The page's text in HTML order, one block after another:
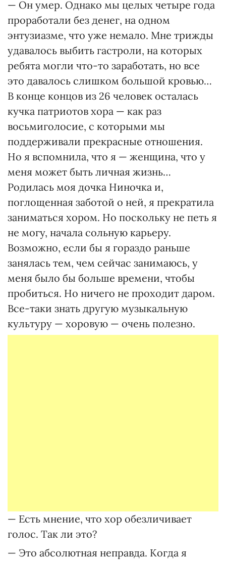
— Он умер. Однако мы целых четыре года
проработали без денег, на одном
энтузиазме, что уже немало. Мне трижды
удавалось выбить гастроли, на которых
ребята могли что-то заработать, но все
это давалось слишком большой кровью…
В конце концов из 26 человек осталась
кучка патриотов хора — как раз
восьмиголосие, с которыми мы
поддерживали прекрасные отношения.
Но я вспомнила, что я — женщина, что у
меня может быть личная жизнь…
Родилась моя дочка Ниночка и,
поглощенная заботой о ней, я прекратила
заниматься хором. Но поскольку не петь я
не могу, начала сольную карьеру.
Возможно, если бы я гораздо раньше
занялась тем, чем сейчас занимаюсь, у
меня было бы больше времени, чтобы
пробиться. Но ничего не проходит даром.
Все-таки знать другую музыкальную
культуру — хоровую — очень полезно.
— Есть мнение, что хор обезличивает
голос. Так ли это?
— Это абсолютная неправда. Когда я